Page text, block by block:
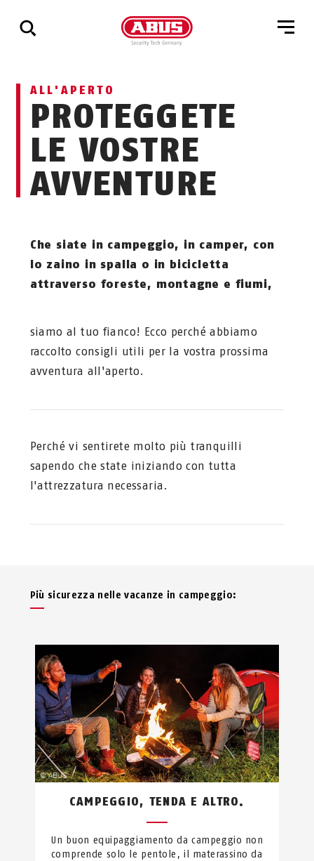
Mostra
ALL'APERTO
PROTEGGETE
LE VOSTRE
AVVENTURE
Che siate in campeggio, in camper, con
lo zaino in spalla o in bicicletta
attraverso foreste, montagne e fiumi,
siamo al tuo fianco! Ecco perché abbiamo
raccolto consigli utili per la vostra prossima
avventura all'aperto.
Perché vi sentirete molto più tranquilli
sapendo che state iniziando con tutta
l'attrezzatura necessaria.
Più sicurezza nelle vacanze in campeggio:
CAMPEGGIO, TENDA E ALTRO.
Un buon equipaggiamento da campeggio non
comprende solo le pentole, il materassino da